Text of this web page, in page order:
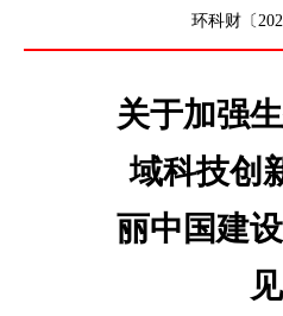
环科财〔
关于加强
域科技创
丽中国建
见